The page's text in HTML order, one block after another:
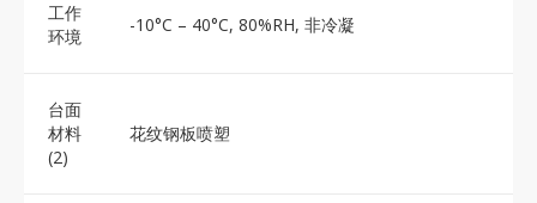
工作
环境
-10°C – 40°C, 80%RH, 非冷凝
台面
材料
(2)
花纹钢板喷塑